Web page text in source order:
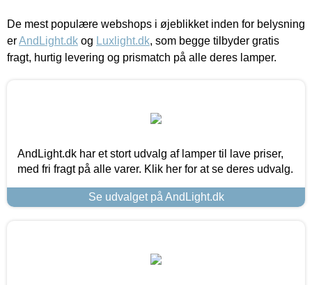
De mest populære webshops i øjeblikket inden for belysning
erAndLight.dk og Luxlight.dk, som begge tilbyder gratis
fragt, hurtig levering og prismatch på alle deres lamper.
AndLight.dk har et stort udvalg af lamper til lave priser,
med fri fragt på alle varer. Klik her for at se deres udvalg.
Se udvalget på AndLight.dk